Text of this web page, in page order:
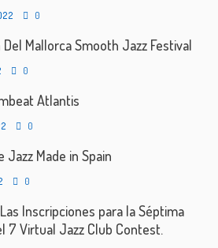
0
Del Mallorca Smooth Jazz Festival
0
Atlantis
0
Jazz Made in Spain
0
Inscripciones para la Séptima
7 Virtual Jazz Club Contest.